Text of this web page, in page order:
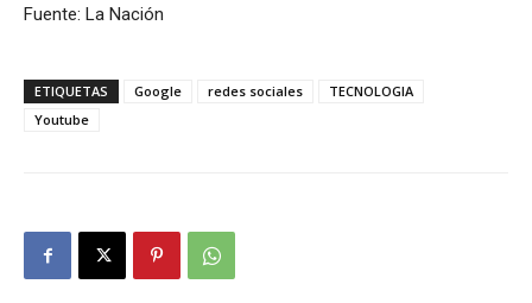
Fuente: La Nación
ETIQUETAS Google redes sociales
TECNOLOGIA
Youtube